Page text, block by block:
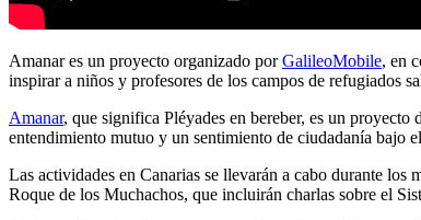
Amanar es un proyecto organizado porGalileoMobile, en
inspirar a niños y profesores de los campos de refugiados
Amanar, que significa Pléyades en bereber, es un
entendimiento mutuo y un sentimiento de ciudadanía bajo
Las actividades en Canarias se llevarán a cabo durante
Roque de los Muchachos, que incluirán charlas sobre el